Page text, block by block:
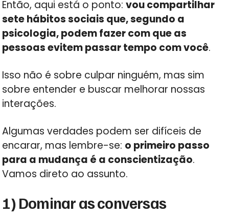
Então, aqui está o ponto:vou compartilhar
sete hábitos sociais que, segundo a
psicologia, podem fazer com que as
pessoas evitem passar tempo com você.
Isso não é sobre culpar ninguém, mas sim
sobre entender e buscar melhorar nossas
interações.
Algumas verdades podem ser difíceis de
encarar, mas lembre-se: o primeiro passo
para a mudança é a conscientização.
Vamos direto ao assunto.
1) Dominar as conversas